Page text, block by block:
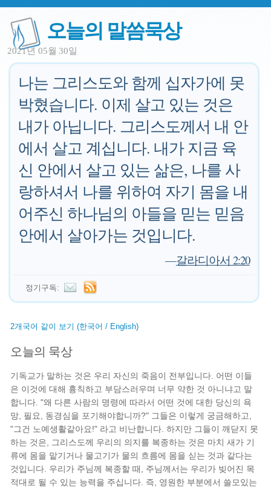
오늘의 말씀묵상
2021년 05월 30일
나는 그리스도와 함께 십자가에 못
박혔습니다. 이제 살고 있는 것은
내가 아닙니다. 그리스도께서 내 안
에서 살고 계십니다. 내가 지금 육
신 안에서 살고 있는 삶은, 나를 사
랑하셔서 나를 위하여 자기 몸을 내
어주신 하나님의 아들을 믿는 믿음
안에서 살아가는 것입니다.
—갈라디아서 2:20
정기구독:
2개국어 같이 보기 (한국어 / English)
오늘의 묵상
기독교가 말하는 것은 우리 자신의 죽음이 전부입니다. 어떤 이들
은 이것에 대해 흉칙하고 부담스러우며 너무 약한 것 아니냐고 말
합니다. "왜 다른 사람의 명령에 따라서 어떤 것에 대한 당신의 욕
망, 필요, 동경심을 포기해야합니까?" 그들은 이렇게 궁금해하고,
"그건 노예생활같아요!" 라고 비난합니다. 하지만 그들이 깨닫지 못
하는 것은, 그리스도께 우리의 의지를 복종하는 것은 마치 새가 기
류에 몸을 맡기거나 물고기가 물의 흐름에 몸을 싣는 것과 같다는
것입니다. 우리가 주님께 복종할 때, 주님께서는 우리가 빚어진 목
적대로 될 수 있는 능력을 주십니다. 즉, 영원한 부분에서 쓸모있는